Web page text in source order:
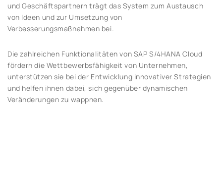
und Geschäftspartnern trägt das System zum Austausch
von Ideen und zur Umsetzung von
Verbesserungsmaßnahmen bei.
Die zahlreichen Funktionalitäten von SAP S/4HANA Cloud
fördern die Wettbewerbsfähigkeit von Unternehmen,
unterstützen sie bei der Entwicklung innovativer Strategien
und helfen ihnen dabei, sich gegenüber dynamischen
Veränderungen zu wappnen.